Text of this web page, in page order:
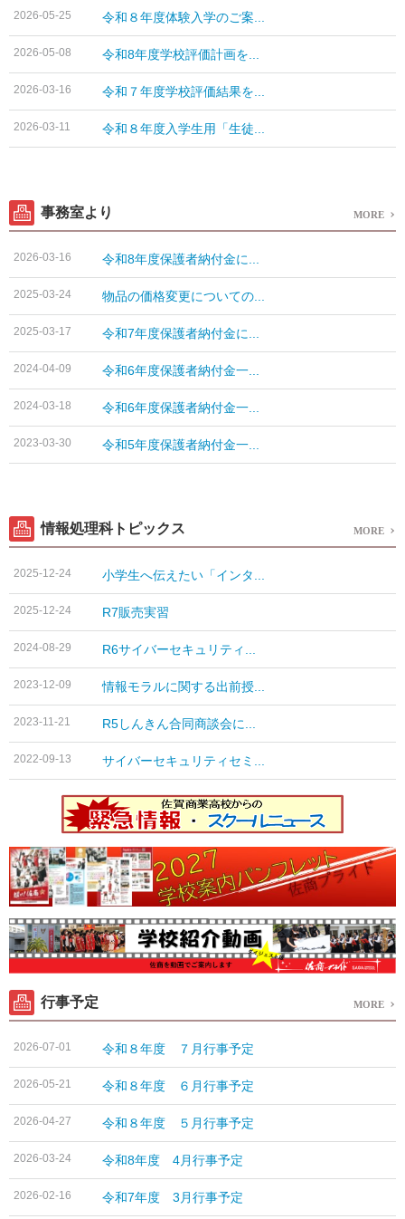
2026-05-25 令和８年度体験入学のご案...
2026-05-08 令和8年度学校評価計画を...
2026-03-16 令和７年度学校評価結果を...
2026-03-11 令和８年度入学生用「生徒...
事務室より MORE
2026-03-16 令和8年度保護者納付金に...
2025-03-24 物品の価格変更についての...
2025-03-17 令和7年度保護者納付金に...
2024-04-09 令和6年度保護者納付金一...
2024-03-18 令和6年度保護者納付金一...
2023-03-30 令和5年度保護者納付金一...
情報処理科トピックス MORE
2025-12-24 小学生へ伝えたい「インタ...
2025-12-24 R7販売実習
2024-08-29 R6サイバーセキュリティ...
2023-12-09 情報モラルに関する出前授...
2023-11-21 R5しんきん合同商談会に...
2022-09-13 サイバーセキュリティセミ...
行事予定 MORE
2026-07-01 令和８年度 ７月行事予定
2026-05-21 令和８年度 ６月行事予定
2026-04-27 令和８年度 ５月行事予定
2026-03-24 令和8年度 4月行事予定
2026-02-16 令和7年度 3月行事予定